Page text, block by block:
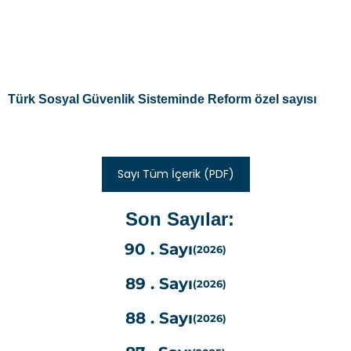
Türk Sosyal Güvenlik Sisteminde Reform özel sayısı
Sayı Tüm İçerik (PDF)
Son Sayılar:
90 . Sayı(2026)
89 . Sayı(2026)
88 . Sayı(2026)